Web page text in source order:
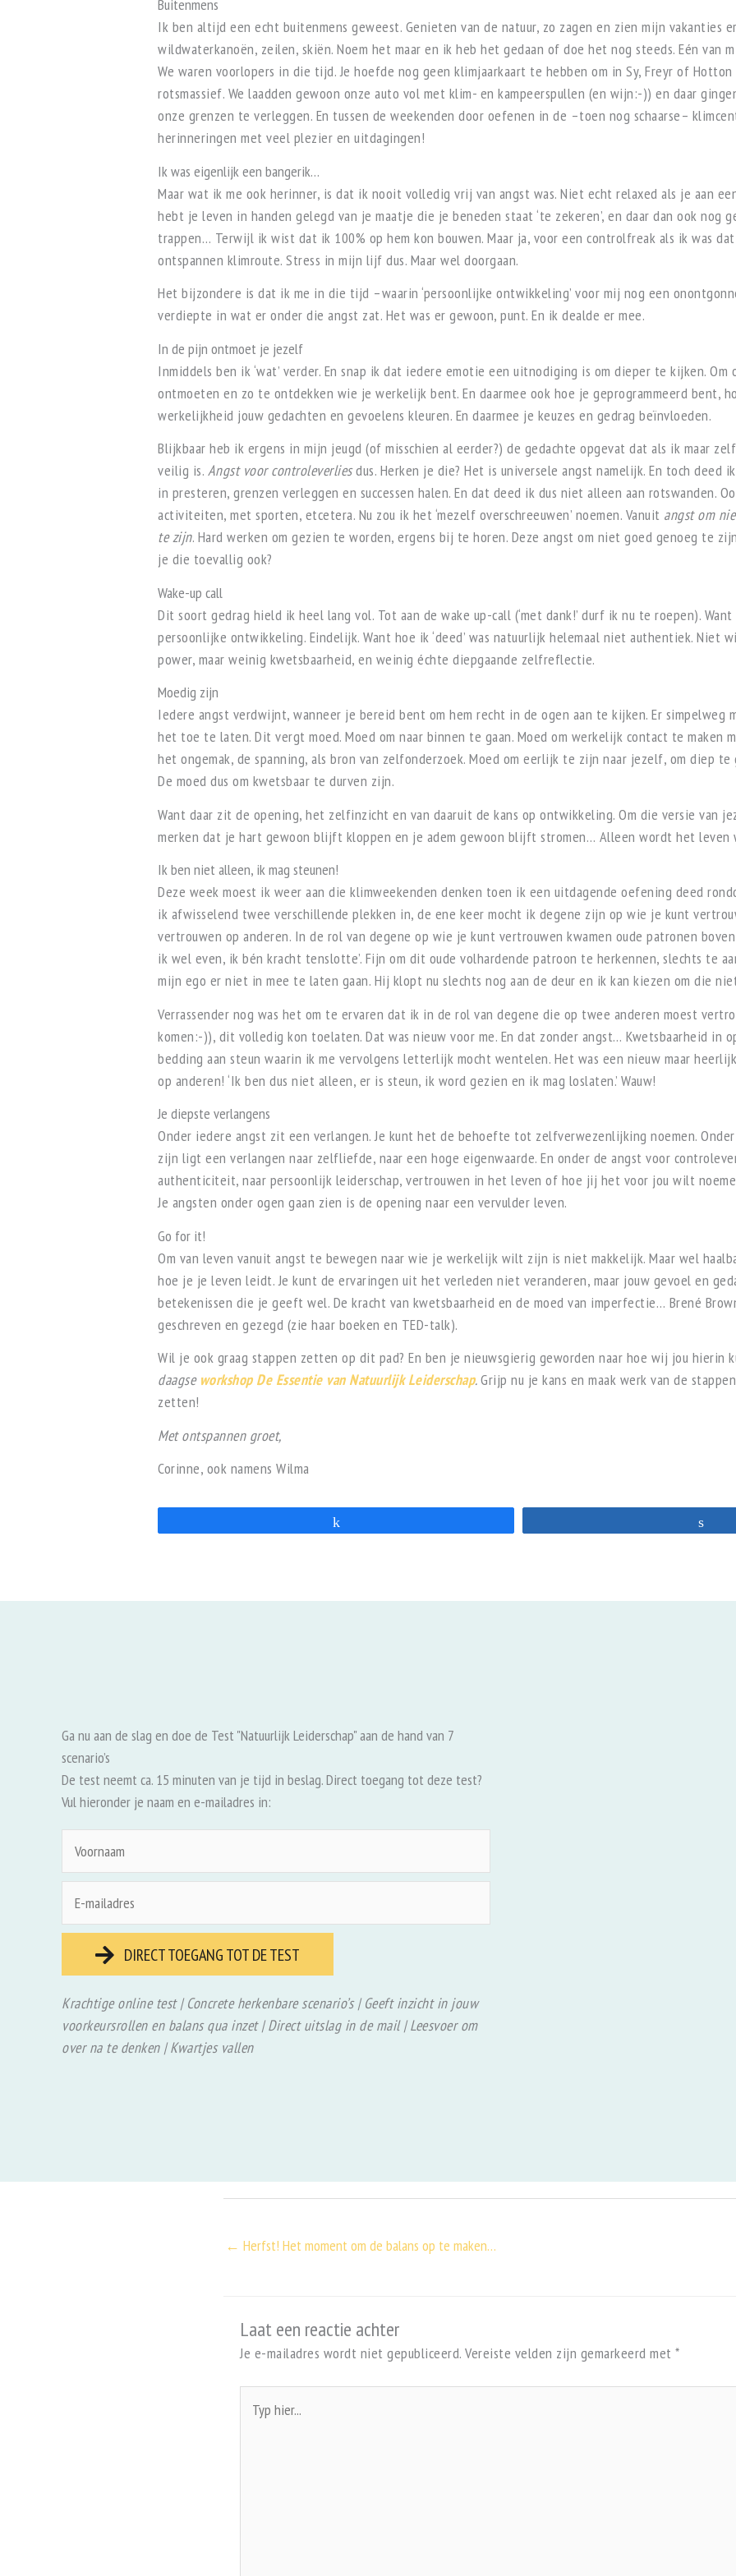
Buitenmens
Ik ben altijd een echt buitenmens geweest. Genieten van de natuur, zo zagen en zien mijn vakanties
wildwaterkanoën, zeilen, skiën. Noem het maar en ik heb het gedaan of doe het nog steeds. Eén van
We waren voorlopers in die tijd. Je hoefde nog geen klimjaarkaart te hebben om in Sy, Freyr of
rotsmassief. We laadden gewoon onze auto vol met klim- en kampeerspullen (en wijn:-)) en daar
onze grenzen te verleggen. En tussen de weekenden door oefenen in de –toen nog schaarse–
herinneringen met veel plezier en uitdagingen!
Ik was eigenlijk een bangerik…
Maar wat ik me ook herinner, is dat ik nooit volledig vrij van angst was. Niet echt relaxed als je aan
hebt je leven in handen gelegd van je maatje die je beneden staat ‘te zekeren’, en daar dan ook
trappen… Terwijl ik wist dat ik 100% op hem kon bouwen. Maar ja, voor een controlfreak als ik was
ontspannen klimroute. Stress in mijn lijf dus. Maar wel doorgaan.
Het bijzondere is dat ik me in die tijd –waarin ‘persoonlijke ontwikkeling’ voor mij nog een
verdiepte in wat er onder die angst zat. Het was er gewoon, punt. En ik dealde er mee.
In de pijn ontmoet je jezelf
Inmiddels ben ik ‘wat’ verder. En snap ik dat iedere emotie een uitnodiging is om dieper te kijken.
ontmoeten en zo te ontdekken wie je werkelijk bent. En daarmee ook hoe je geprogrammeerd bent,
werkelijkheid jouw gedachten en gevoelens kleuren. En daarmee je keuzes en gedrag beïnvloeden.
Blijkbaar heb ik ergens in mijn jeugd (of misschien al eerder?) de gedachte opgevat dat als ik maar
veilig is. Angst voor controleverliesdus. Herken je die? Het is universele angst namelijk. En toch deed
in presteren, grenzen verleggen en successen halen. En dat deed ik dus niet alleen aan rotswanden.
activiteiten, met sporten, etcetera. Nu zou ik het ‘mezelf overschreeuwen’ noemen. Vanuit angst om
te zijn. Hard werken om gezien te worden, ergens bij te horen. Deze angst om niet goed genoeg te
je die toevallig ook?
Wake-up call
Dit soort gedrag hield ik heel lang vol. Tot aan de wake up-call (‘met dank!’ durf ik nu te roepen).
persoonlijke ontwikkeling. Eindelijk. Want hoe ik ‘deed’ was natuurlijk helemaal niet authentiek. Niet
power, maar weinig kwetsbaarheid, en weinig échte diepgaande zelfreflectie.
Moedig zijn
Iedere angst verdwijnt, wanneer je bereid bent om hem recht in de ogen aan te kijken. Er simpelweg
het toe te laten. Dit vergt moed. Moed om naar binnen te gaan. Moed om werkelijk contact te maken
het ongemak, de spanning, als bron van zelfonderzoek. Moed om eerlijk te zijn naar jezelf, om diep
De moed dus om kwetsbaar te durven zijn.
Want daar zit de opening, het zelfinzicht en van daaruit de kans op ontwikkeling. Om die versie van
merken dat je hart gewoon blijft kloppen en je adem gewoon blijft stromen… Alleen wordt het leven
Ik ben niet alleen, ik mag steunen!
Deze week moest ik weer aan die klimweekenden denken toen ik een uitdagende oefening deed
ik afwisselend twee verschillende plekken in, de ene keer mocht ik degene zijn op wie je kunt
vertrouwen op anderen. In de rol van degene op wie je kunt vertrouwen kwamen oude patronen
ik wel even, ik bén kracht tenslotte’. Fijn om dit oude volhardende patroon te herkennen, slechts te
mijn ego er niet in mee te laten gaan. Hij klopt nu slechts nog aan de deur en ik kan kiezen om die
Verrassender nog was het om te ervaren dat ik in de rol van degene die op twee anderen moest
komen:-)), dit volledig kon toelaten. Dat was nieuw voor me. En dat zonder angst… Kwetsbaarheid in
bedding aan steun waarin ik me vervolgens letterlijk mocht wentelen. Het was een nieuw maar
op anderen! ‘Ik ben dus niet alleen, er is steun, ik word gezien en ik mag loslaten.’ Wauw!
Je diepste verlangens
Onder iedere angst zit een verlangen. Je kunt het de behoefte tot zelfverwezenlijking noemen.
zijn ligt een verlangen naar zelfliefde, naar een hoge eigenwaarde. En onder de angst voor
authenticiteit, naar persoonlijk leiderschap, vertrouwen in het leven of hoe jij het voor jou wilt
Je angsten onder ogen gaan zien is de opening naar een vervulder leven.
Go for it!
Om van leven vanuit angst te bewegen naar wie je werkelijk wilt zijn is niet makkelijk. Maar wel
hoe je je leven leidt. Je kunt de ervaringen uit het verleden niet veranderen, maar jouw gevoel en
betekenissen die je geeft wel. De kracht van kwetsbaarheid en de moed van imperfectie… Brené
geschreven en gezegd (zie haar boeken en TED-talk).
Wil je ook graag stappen zetten op dit pad? En ben je nieuwsgierig geworden naar hoe wij jou hierin
daagse workshop De Essentie van Natuurlijk Leiderschap.Grijp nu je kans en maak werk van de
zetten!
Met ontspannen groet,
Corinne, ook namens Wilma
Ga nu aan de slag en doe de Test "Natuurlijk Leiderschap" aan de hand van 7
scenario’s
De test neemt ca. 15 minuten van je tijd in beslag. Direct toegang tot deze test?
Vul hieronder je naam en e-mailadres in:
DIRECT TOEGANG TOT DE TEST
Krachtige online test | Concrete herkenbare scenario’s | Geeft inzicht in jouw
voorkeursrollen en balans qua inzet | Direct uitslag in de mail | Leesvoer om
over na te denken | Kwartjes vallen
← Herfst! Het moment om de balans op te maken…
Laat een reactie achter
Je e-mailadres wordt niet gepubliceerd. Vereiste velden zijn gemarkeerd met *
hier...